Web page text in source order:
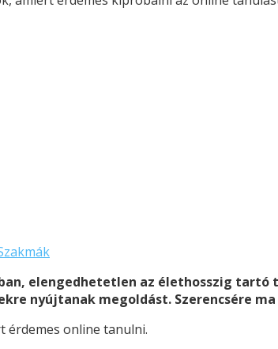
elengedhetetlen az élethosszig
nyújtanak megoldást. Szerencsére
érdemes online tanulni.